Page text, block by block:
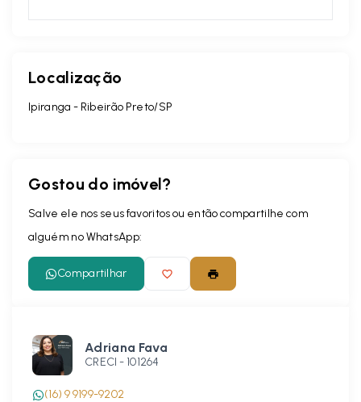
Localização
Ipiranga - Ribeirão Preto/SP
Gostou do imóvel?
Salve ele nos seus favoritos ou então compartilhe com
alguém no WhatsApp:
Compartilhar
Adriana Fava
CRECI - 101264
(16) 9 9199-9202